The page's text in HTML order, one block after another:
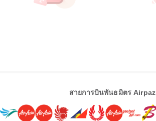
สายการบินพันธมิตร Airpaz